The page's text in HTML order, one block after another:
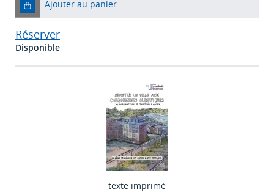
Ajouter au panier
Réserver
Disponible
texte imprimé